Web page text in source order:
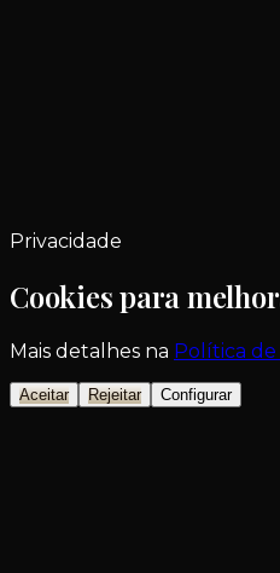
Privacidade
Cookies para
Mais detalhes na Política de
Aceitar Rejeitar Configurar